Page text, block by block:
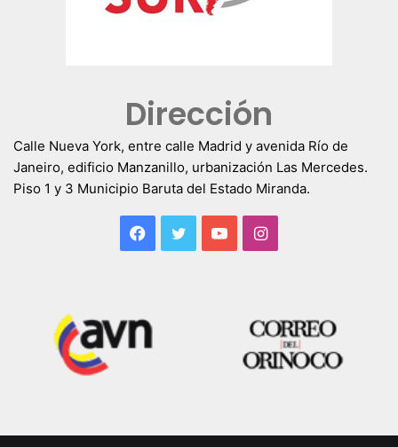
Dirección
Calle Nueva York, entre calle Madrid y avenida Río de
Janeiro, edificio Manzanillo, urbanización Las Mercedes.
Piso 1 y 3 Municipio Baruta del Estado Miranda.
Facebook
TwitterYouTubeInstagram